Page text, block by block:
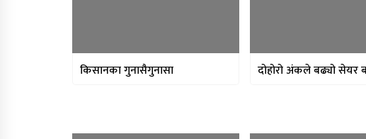
किसानका गुनासैगुनासा दोहोरो अंकले बढ्यो सेयर